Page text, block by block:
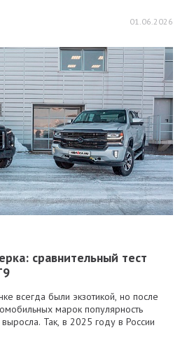
01.06.2026
сравнительный тест
всегда были экзотикой, но после
марок популярность
выросла. Так, в 2025 году в России